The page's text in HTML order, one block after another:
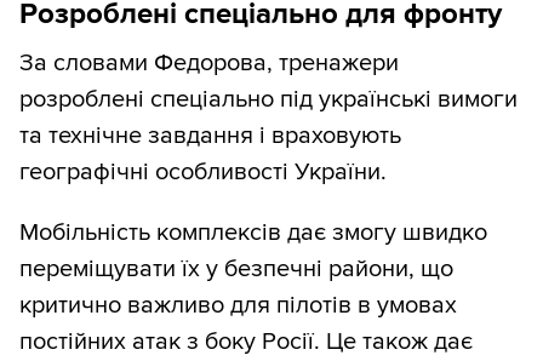
Розроблені спеціально для фронту
За словами Федорова, тренажери
розроблені спеціально під українські вимоги
та технічне завдання і враховують
географічні особливості України.
Мобільність комплексів дає змогу швидко
переміщувати їх у безпечні райони, що
критично важливо для пілотів в умовах
постійних атак з боку Росії. Це також дає